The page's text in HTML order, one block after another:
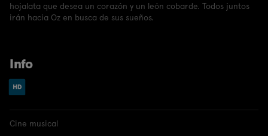
hojalata que desea un corazón y un león cobarde. Todos juntos
irán hacia Oz en busca de sus sueños.
Info
Cine musical